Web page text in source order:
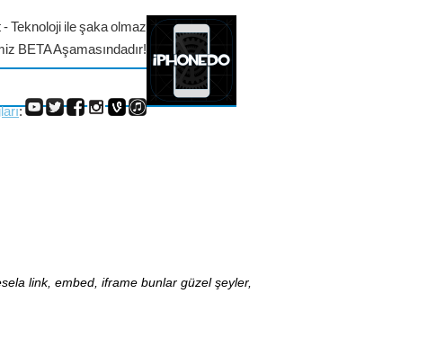
Teknoloji ile şaka olmaz
BETA Aşamasındadır!
:
link, embed, iframe bunlar güzel şeyler,